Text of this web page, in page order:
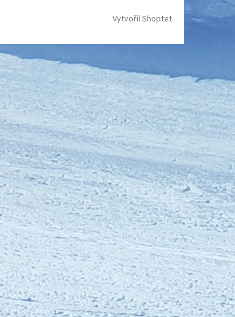
Vytvořil Shoptet